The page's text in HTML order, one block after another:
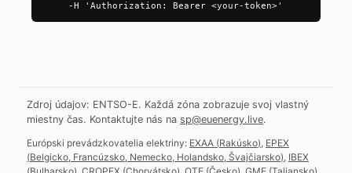
     -H 'Authorization: Bearer <your-token>'
Zdroj údajov: ENTSO-E. Každá zóna zobrazuje svoj vlastný
miestny čas. Kontaktujte nás na sp@euenergy.live.
Európski prevádzkovatelia elektriny: EXAA (Rakúsko), EPEX
(Belgicko, Francúzsko, Nemecko, Holandsko, Švajčiarsko), IBEX